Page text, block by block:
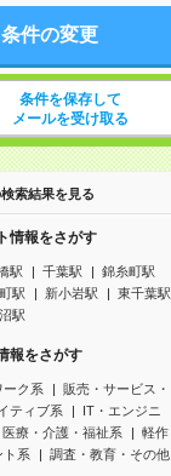
条件の変更
条件を保存して
メールを受け取る
索結果を見る
情報をさがす
駅 千葉駅
錦糸町駅
駅 新小岩駅
東千葉駅
駅
報をさがす
ーク系
販売・サービス・
ティブ系
IT・エンジニ
医療・介護・福祉系
軽作
ト系
調査・教育・その他